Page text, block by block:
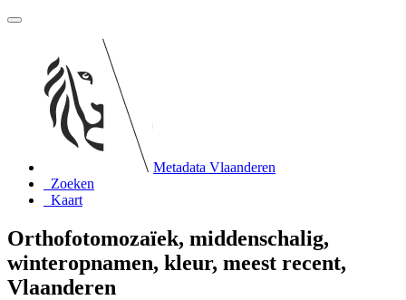
Metadata Vlaanderen
Zoeken
Kaart
Orthofotomozaïek, middenschalig,
winteropnamen, kleur, meest recent,
Vlaanderen